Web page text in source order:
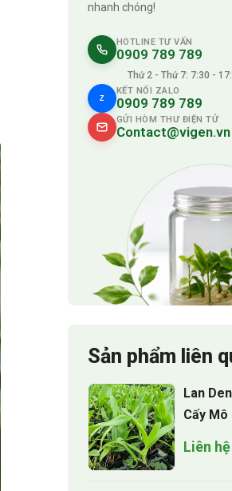
nhanh chóng!
HOTLINE TƯ VẤN
0909 789 789
Thứ 2 - Thứ 7: 7:30 -
Z
KẾT NỐI ZALO
0909 789 789
GỬI HÒM THƯ ĐIỆN TỬ
Contact@vigen.vn
Sản phẩm liên
Lan
Cấy Mô
Liên hệ